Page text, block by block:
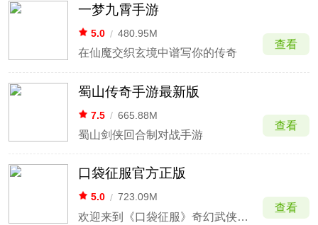
一梦九霄手游
5.0 / 480.95M
在仙魔交织玄境中谱写你的传奇
查看
蜀山传奇手游最新版
7.5 / 665.88M
蜀山剑侠回合制对战手游
查看
口袋征服官方正版
5.0 / 723.09M
欢迎来到《口袋征服》奇幻武侠世界
查看